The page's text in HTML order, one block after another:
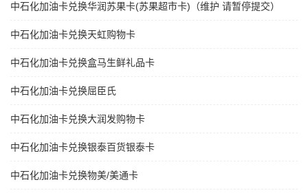
中石化加油卡兑换华润苏果卡(苏果超市卡)（维护 请暂停提交）
中石化加油卡兑换天虹购物卡
中石化加油卡兑换盒马生鲜礼品卡
中石化加油卡兑换屈臣氏
中石化加油卡兑换大润发购物卡
中石化加油卡兑换银泰百货银泰卡
中石化加油卡兑换物美/美通卡